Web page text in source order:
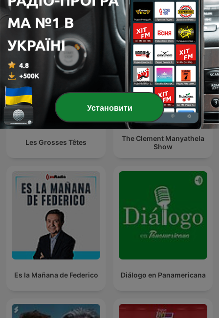
O É da Coisa Ukraine: The Latest
Les Grosses Têtes
The Clement Manyathela
Show
Es la Mañana de Federico Diálogo en Panamericana
Установити